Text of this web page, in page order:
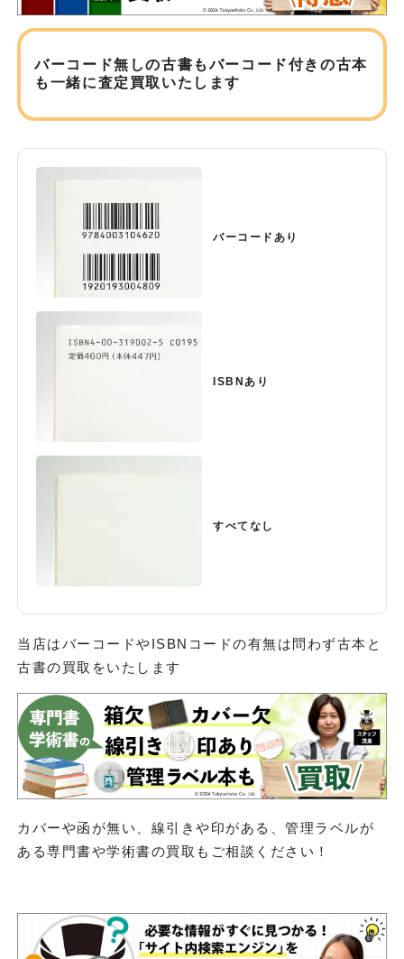
バーコード無しの古書もバーコード付きの古本
も 一緒に査定買取いたします
バーコードあり
ISBNあり
すべてなし
当店はバーコードやISBNコードの有無は問わず古本と
古書の買取をいたします
カバーや函が無い、線引きや印がある、管理ラベルが
ある専門書や学術書の買取もご相談ください！